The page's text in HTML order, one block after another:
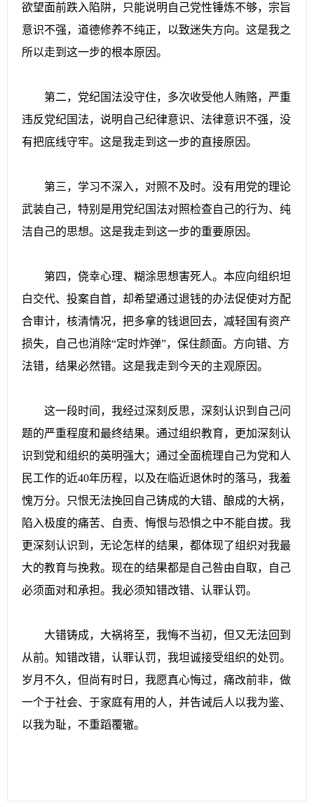
欲望面前跌入陷阱，只能说明自己党性锤炼不够，宗旨
意识不强，道德修养不纯正，以致迷失方向。这是我之
所以走到这一步的根本原因。
第二，党纪国法没守住，多次收受他人贿赂，严重
违反党纪国法，说明自己纪律意识、法律意识不强，没
有把底线守牢。这是我走到这一步的直接原因。
第三，学习不深入，对照不及时。没有用党的理论
武装自己，特别是用党纪国法对照检查自己的行为、纯
洁自己的思想。这是我走到这一步的重要原因。
第四，侥幸心理、糊涂思想害死人。本应向组织坦
白交代、投案自首，却希望通过退钱的办法促使对方配
合审计，核清情况，把多拿的钱退回去，减轻国有资产
损失，自己也消除“定时炸弹”，保住颜面。方向错、方
法错，结果必然错。这是我走到今天的主观原因。
这一段时间，我经过深刻反思，深刻认识到自己问
题的严重程度和最终结果。通过组织教育，更加深刻认
识到党和组织的英明强大；通过全面梳理自己为党和人
民工作的近40年历程，以及在临近退休时的落马，我羞
愧万分。只恨无法挽回自己铸成的大错、酿成的大祸，
陷入极度的痛苦、自责、悔恨与恐惧之中不能自拔。我
更深刻认识到，无论怎样的结果，都体现了组织对我最
大的教育与挽救。现在的结果都是自己咎由自取，自己
必须面对和承担。我必须知错改错、认罪认罚。
大错铸成，大祸将至，我悔不当初，但又无法回到
从前。知错改错，认罪认罚，我坦诚接受组织的处罚。
岁月不久，但尚有时日，我愿真心悔过，痛改前非，做
一个于社会、于家庭有用的人，并告诫后人以我为鉴、
以我为耻，不重蹈覆辙。